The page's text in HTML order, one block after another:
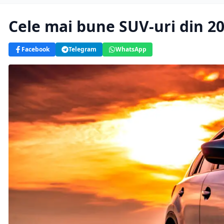
Cele mai bune SUV-uri din
Facebook Telegram WhatsApp